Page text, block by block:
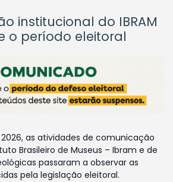
institucional do IBRAM
o período eleitoral
as atividades de comunicação
Brasileiro de Museus – Ibram e de
passaram a observar as
pela legislação eleitoral.